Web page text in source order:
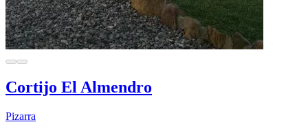
Cortijo El Almendro
Pizarra